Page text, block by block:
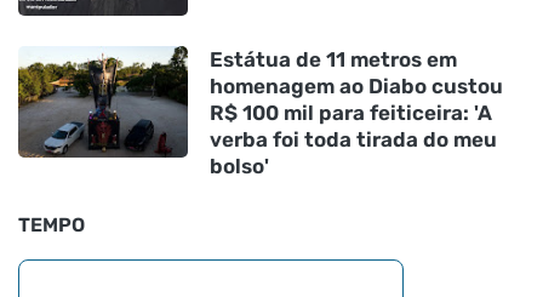
Estátua de 11 metros em
homenagem ao Diabo custou
R$ 100 mil para feiticeira: 'A
verba foi toda tirada do meu
bolso'
TEMPO